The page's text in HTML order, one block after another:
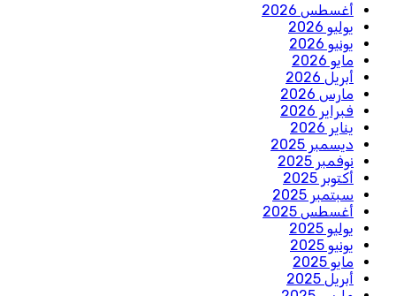
أغسطس 2026
يوليو 2026
يونيو 2026
مايو 2026
أبريل 2026
مارس 2026
فبراير 2026
يناير 2026
ديسمبر 2025
نوفمبر 2025
أكتوبر 2025
سبتمبر 2025
أغسطس 2025
يوليو 2025
يونيو 2025
مايو 2025
أبريل 2025